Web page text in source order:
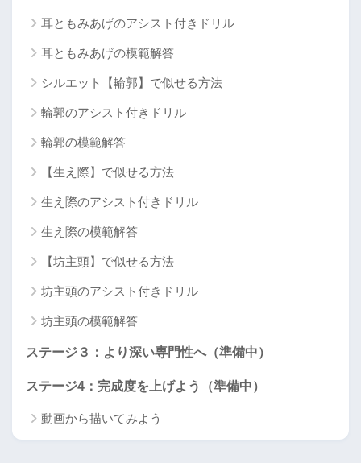
耳ともみあげのアシスト付きドリル
耳ともみあげの模範解答
シルエット【輪郭】で似せる方法
輪郭のアシスト付きドリル
輪郭の模範解答
【生え際】で似せる方法
生え際のアシスト付きドリル
生え際の模範解答
【坊主頭】で似せる方法
坊主頭のアシスト付きドリル
坊主頭の模範解答
ステージ３：より深い専門性へ（準備中）
ステージ4：完成度を上げよう（準備中）
動画から描いてみよう